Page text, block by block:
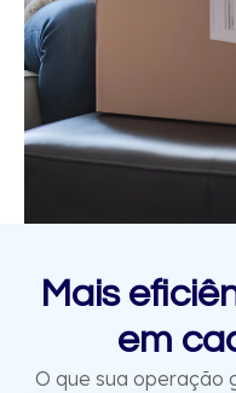
Mais
em
O que sua operação